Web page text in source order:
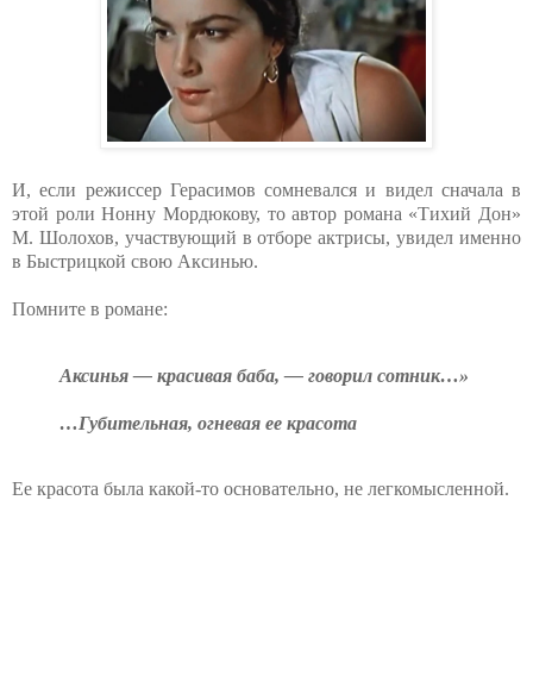
И, если режиссер Герасимов сомневался и видел сначала в
этой роли Нонну Мордюкову, то автор романа «Тихий Дон»
М. Шолохов, участвующий в отборе актрисы, увидел именно
в Быстрицкой свою Аксинью.
Помните в романе:
Аксинья — красивая баба, — говорил сотник…»
…Губительная, огневая ее красота
Ее красота была какой-то основательно, не легкомысленной.